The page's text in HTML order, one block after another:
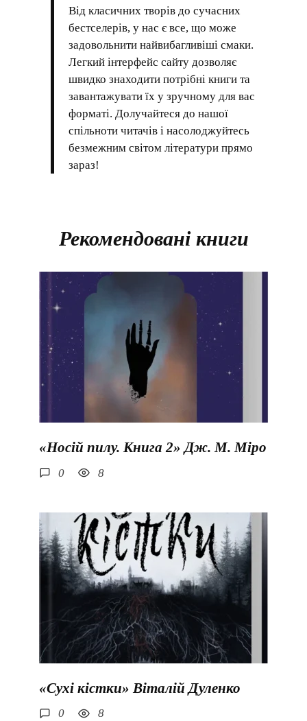
Від класичних творів до сучасних
бестселерів, у нас є все, що може
задовольнити найвибагливіші смаки.
Легкий інтерфейс сайту дозволяє
швидко знаходити потрібні книги та
завантажувати їх у зручному для вас
форматі. Долучайтеся до нашої
спільноти читачів і насолоджуйтесь
безмежним світом літератури прямо
зараз!
Рекомендовані книги
«Носій пилу. Книга 2» Дж. М. Міро
0 8
«Сухі кістки» Віталій Дуленко
0 8